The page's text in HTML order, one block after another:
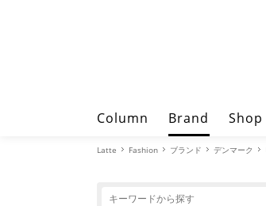
Column Brand Shop
Latte Fashion ブランド デンマーク